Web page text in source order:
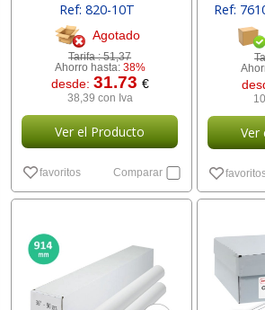
Ref: 820-10T
Agotado
Tarifa :51,37
Ahorro hasta: 38%
desde: 31.73 €
38,39 con Iva
Ver el Producto
favoritos Comparar
Ref:
Ver